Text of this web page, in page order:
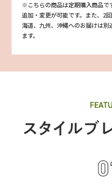
※こちらの商品は定期購入商品で
追加・変更が可能です。また、2
海道、九州、沖縄へのお届けは別
ます。